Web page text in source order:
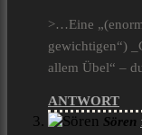
>…Eine
gewichtigen“)
allem Übel“ –
ANTWORT
Sören